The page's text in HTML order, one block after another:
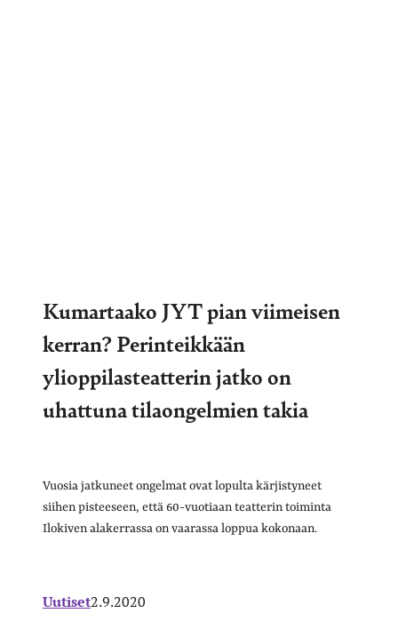
Kumartaako JYT pian viimeisen
kerran? Perinteikkään
ylioppilasteatterin jatko on
uhattuna tilaongelmien takia
Vuosia jatkuneet ongelmat ovat lopulta kärjistyneet
siihen pisteeseen, että 60-vuotiaan teatterin toiminta
Ilokiven alakerrassa on vaarassa loppua kokonaan.
Uutiset2.9.2020